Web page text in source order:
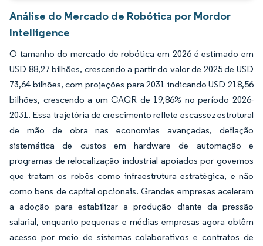
Análise do Mercado de Robótica por Mordor
Intelligence
O tamanho do mercado de robótica em 2026 é estimado em
USD 88,27 bilhões, crescendo a partir do valor de 2025 de USD
73,64 bilhões, com projeções para 2031 indicando USD 218,56
bilhões, crescendo a um CAGR de 19,86% no período 2026-
2031. Essa trajetória de crescimento reflete escassez estrutural
de mão de obra nas economias avançadas, deflação
sistemática de custos em hardware de automação e
programas de relocalização industrial apoiados por governos
que tratam os robôs como infraestrutura estratégica, e não
como bens de capital opcionais. Grandes empresas aceleram
a adoção para estabilizar a produção diante da pressão
salarial, enquanto pequenas e médias empresas agora obtêm
acesso por meio de sistemas colaborativos e contratos de